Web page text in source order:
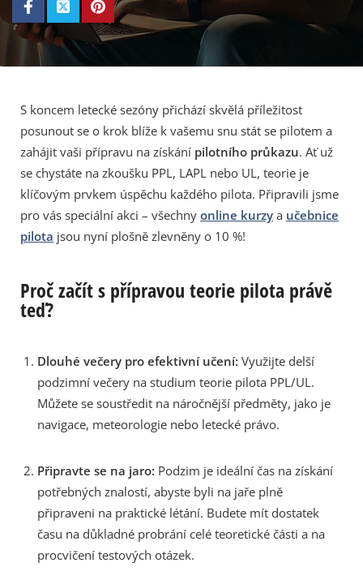
S koncem letecké sezóny přichází skvělá příležitost
posunout se o krok blíže k vašemu snu stát se pilotem a
zahájit vaši přípravu na získání pilotního průkazu. Ať už
se chystáte na zkoušku PPL, LAPL nebo UL, teorie je
klíčovým prvkem úspěchu každého pilota. Připravili jsme
pro vás speciální akci – všechny online kurzy a učebnice
pilota jsou nyní plošně zlevněny o 10 %!
Proč začít s přípravou teorie pilota právě
teď?
Dlouhé večery pro efektivní učení: Využijte delší
podzimní večery na studium teorie pilota PPL/UL.
Můžete se soustředit na náročnější předměty, jako je
navigace, meteorologie nebo letecké právo.
Připravte se na jaro: Podzim je ideální čas na získání
potřebných znalostí, abyste byli na jaře plně
připraveni na praktické létání. Budete mít dostatek
času na důkladné probrání celé teoretické části a na
procvičení testových otázek.